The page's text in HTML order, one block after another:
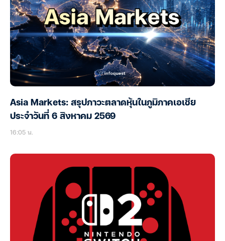
Asia Markets: สรุปภาวะตลาดหุ้นในภูมิภาคเอเชีย
ประจำวันที่ 6 สิงหาคม 2569
16:05 น.